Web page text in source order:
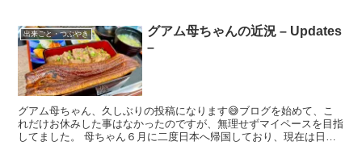
出来ごと・つぶやき
グアム母ちゃんの近況 – Updates
–
グアム母ちゃん、久しぶりの投稿になります😅ブログを始めて、こ
れだけお休みした事はなかったのですが、無理せずマイペースを目指
してました。 母ちゃん６月に二度日本へ帰国しており、現在は日本